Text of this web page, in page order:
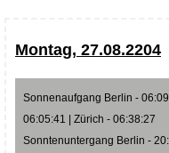
Montag, 27.08.2204
Sonnenaufgang Berlin -
06:05:41 | Zürich - 06:38:27
Sonntenuntergang Berlin -